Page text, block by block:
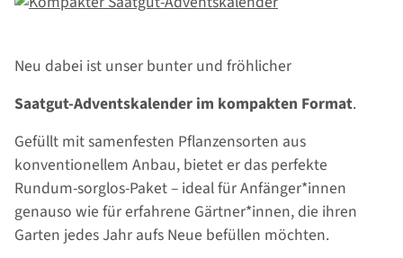
Neu dabei ist unser bunter und fröhlicher
Saatgut-Adventskalender im kompakten Format.
Gefüllt mit samenfesten Pflanzensorten aus
konventionellem Anbau, bietet er das perfekte
Rundum-sorglos-Paket – ideal für Anfänger*innen
genauso wie für erfahrene Gärtner*innen, die ihren
Garten jedes Jahr aufs Neue befüllen möchten.